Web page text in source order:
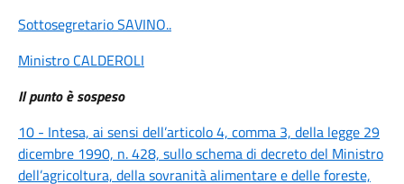
Sottosegretario SAVINO..
Ministro CALDEROLI
Il punto è sospeso
10 - Intesa, ai sensi dell’articolo 4, comma 3, della legge 29
dicembre 1990, n. 428, sullo schema di decreto del Ministro
dell’agricoltura, della sovranità alimentare e delle foreste,